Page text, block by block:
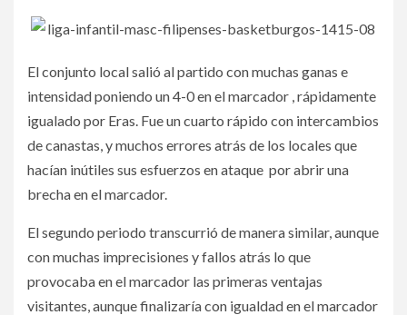
El conjunto local salió al partido con muchas ganas e
intensidad poniendo un 4-0 en el marcador , rápidamente
igualado por Eras. Fue un cuarto rápido con intercambios
de canastas, y muchos errores atrás de los locales que
hacían inútiles sus esfuerzos en ataque por abrir una
brecha en el marcador.
El segundo periodo transcurrió de manera similar, aunque
con muchas imprecisiones y fallos atrás lo que
provocaba en el marcador las primeras ventajas
visitantes, aunque finalizaría con igualdad en el marcador